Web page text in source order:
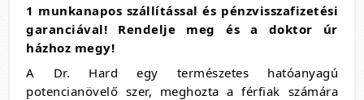
1 munkanapos szállítással és pénzvisszafizetési
garanciával! Rendelje meg és a doktor úr
házhoz megy!
A Dr. Hard egy természetes hatóanyagú
potencianövelő szer, meghozta a férfiak számára